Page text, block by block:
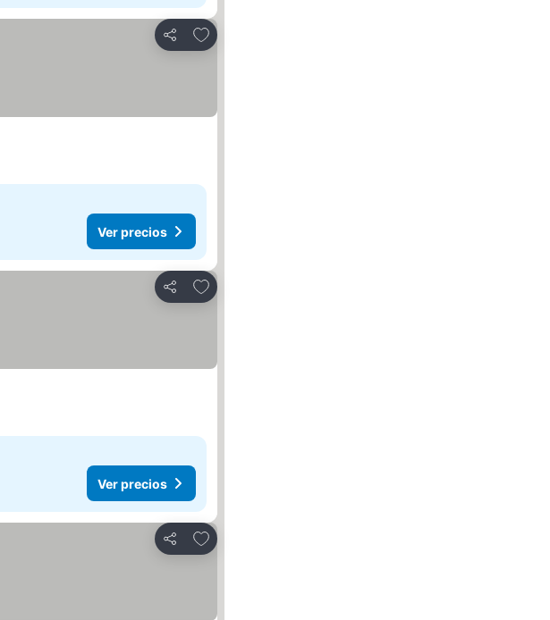
Compartir
Añadir a favoritos
Ver precios
Compartir
Añadir a favoritos
Ver precios
Compartir
Añadir a favoritos